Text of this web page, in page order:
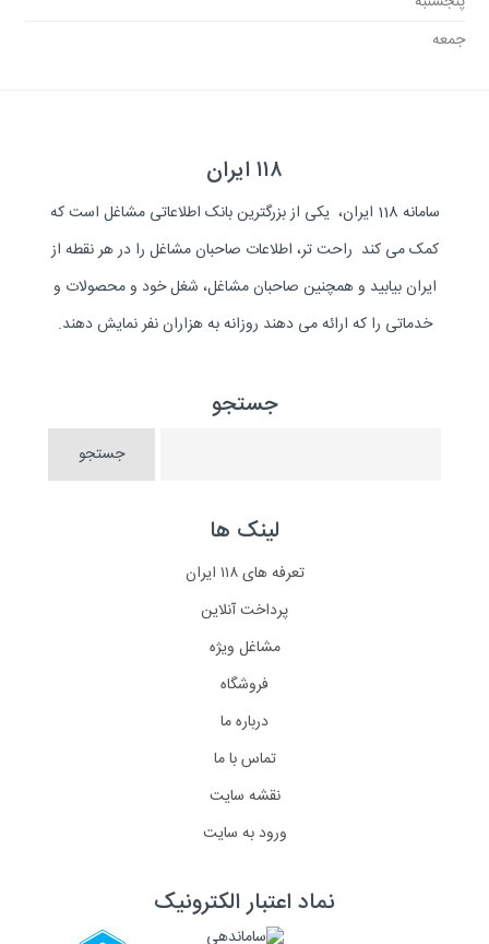
جمعه
۱۱۸ ایران
سامانه 118 ایران، یکی از بزرگترین بانک اطلاعاتی مشاغل است که
کمک می کند راحت تر، اطلاعات صاحبان مشاغل را در هر نقطه از
ایران بیابید و همچنین صاحبان مشاغل، شغل خود و محصولات و
خدماتی را که ارائه می دهند روزانه به هزاران نفر نمایش دهند.
جستجو
لینک ها
تعرفه های ۱۱۸ ایران
پرداخت آنلاین
مشاغل ویژه
فروشگاه
درباره ما
تماس با ما
نقشه سایت
ورود به سایت
نماد اعتبار الکترونیک